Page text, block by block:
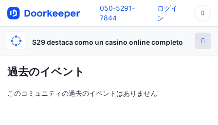
050-5291-
7844
ログイ
ン
S29 destaca como un casino online completo
過去のイベント
このコミュニティの過去のイベントはありません